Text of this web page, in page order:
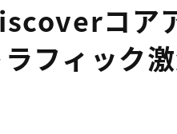
コア
フィック